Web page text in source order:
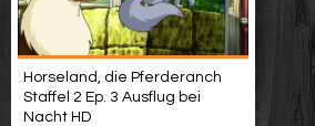
Horseland, die Pferderanch
Staffel 2 Ep. 3 Ausflug bei
Nacht HD